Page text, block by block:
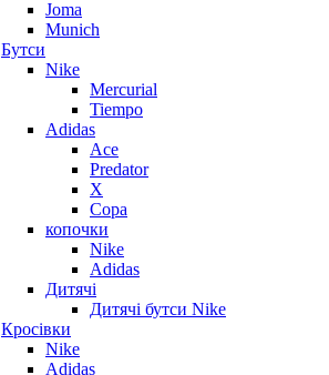
Joma
Munich
Бутси
Nike
Mercurial
Tiempo
Adidas
Ace
Predator
X
Copa
копочки
Nike
Adidas
Дитячі
Дитячі бутси Nike
Кросівки
Nike
Adidas